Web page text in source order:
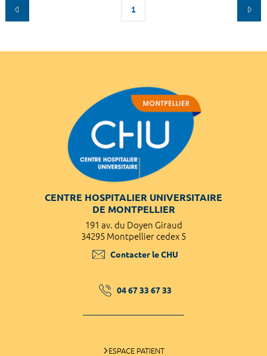
1
CENTRE HOSPITALIER UNIVERSITAIRE
DE MONTPELLIER
191 av. du Doyen Giraud
34295 Montpellier cedex 5
Contacter le CHU
04 67 33 67 33
ESPACE PATIENT